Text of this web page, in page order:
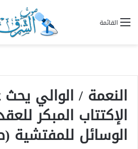
القائمة
النعمة / الوالي
الإكتتاب المبكر
الوسائل للمفتشية